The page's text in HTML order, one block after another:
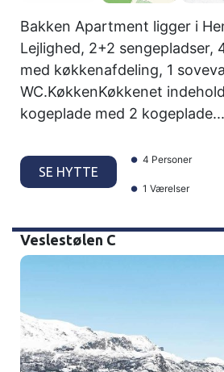
Bakken Apartment ligger i
Lejlighed, 2+2 sengepladser,
med køkkenafdeling, 1
WC.KøkkenKøkkenet
kogeplade med 2 kogeplade...
SE HYTTE
4 Personer
1 Værelser
Veslestølen C